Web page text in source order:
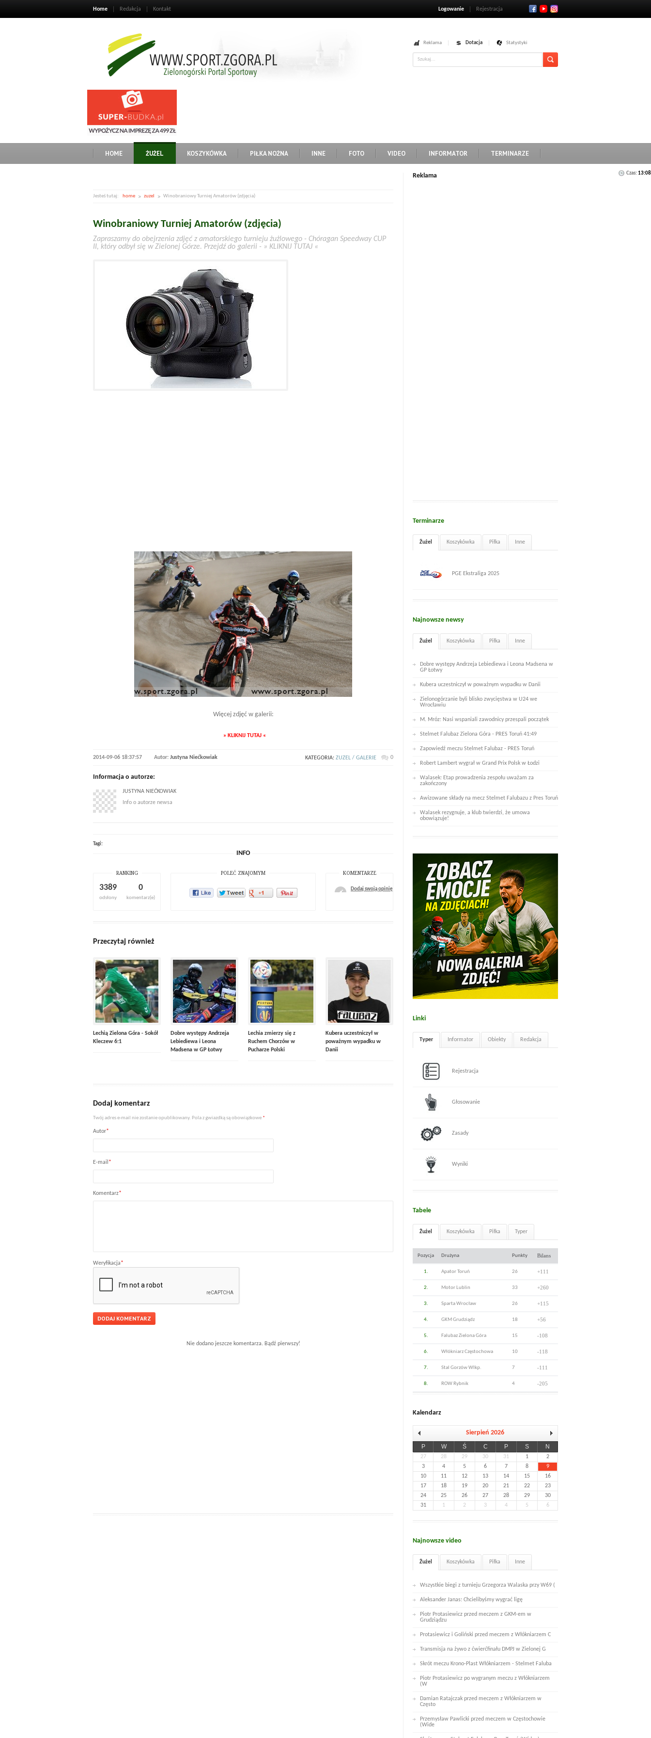
Home Redakcja Kontakt Logowanie Rejestracja
Reklama Dotacja Statystyki
HOME ŻUŻEL KOSZYKÓWKA PIŁKA NOŻNA INNE FOTO VIDEO INFORMATOR TERMINARZE
Czas: 13:08
Jesteś tutaj: home zuzel Winobraniowy Turniej Amatorów (zdjęcia)
Winobraniowy Turniej Amatorów (zdjęcia)
Zapraszamy do obejrzenia zdjęć z amatorskiego turnieju żużlowego - Chóragan Speedway CUP
II, który odbył się w Zielonej Górze. Przejdź do galerii - » KLIKNIJ TUTAJ «
Więcej zdjęć w galerii:
» KLIKNIJ TUTAJ «
2014-09-06 18:37:57 Autor: Justyna Niećkowiak KATEGORIA: ZUZEL / GALERIE 0
Informacja o autorze:
JUSTYNA NIEĆKOWIAK
Info o autorze newsa
Tagi:
INFO
RANKING
3389
odsłony
0
komentarz(e)
KOMENTARZE
Dodaj swoją opinię
POLEĆ ZNAJOMYM
Przeczytaj również
Lechią Zielona Góra - Sokół
Kleczew 6:1
Dobre występy Andrzeja
Lebiediewa i Leona
Madsena w GP Łotwy
Lechia zmierzy się z
Ruchem Chorzów w
Pucharze Polski
Kubera uczestniczył w
poważnym wypadku w
Danii
Dodaj komentarz
Twój adres e-mail nie zostanie opublikowany. Pola z gwiazdką są obowiązkowe *
Autor*
E-mail *
Komentarz*
Weryfikacja*
Nie dodano jeszcze komentarza. Bądź pierwszy!
Reklama
Terminarze
Żużel Koszykówka Piłka Inne
PGE Ekstraliga 2025
Najnowsze newsy
Żużel Koszykówka Piłka Inne
Dobre występy Andrzeja Lebiediewa i Leona Madsena w
GP Łotwy
Kubera uczestniczył w poważnym wypadku w Danii
Zielonogórzanie byli blisko zwycięstwa w U24 we
Wrocławiu
M. Mróz: Nasi wspaniali zawodnicy przespali początek
Stelmet Falubaz Zielona Góra - PRES Toruń 41:49
Zapowiedź meczu Stelmet Falubaz - PRES Toruń
Robert Lambert wygrał w Grand Prix Polsk w Łodzi
Walasek: Etap prowadzenia zespołu uważam za
zakończony
Awizowane składy na mecz Stelmet Falubazu z Pres Toruń
Walasek rezygnuje, a klub twierdzi, że umowa
obowiązuje!
Linki
Typer Informator Obiekty Redakcja
Rejestracja
Głosowanie
Zasady
Wyniki
Tabele
Żużel Koszykówka Piłka Typer
Pozycja Drużyna Punkty Bilans
1. Apator Toruń 26 +111
2. Motor Lublin 33 +260
3. Sparta Wrocław 26 +115
4. GKM Grudziądz 18 +56
5. Falubaz Zielona Góra 15 -108
6. Włókniarz Częstochowa 10 -118
7. Stal Gorzów Wlkp. 7 -111
8. ROW Rybnik 4 -205
Kalendarz
Sierpień 2026
P W Ś C P S N
27 28 29 30 31 1
2
3
4 5 6 7 8
9
10
11 12 13 14 15
16
17
18 19 20 21 22
23
24
25 26 27 28 29
30
31
1 2 3 4 5 6
Najnowsze video
Żużel Koszykówka Piłka Inne
Wszystkie biegi z turnieju Grzegorza Walaska przy W69 (
Aleksander Janas: Chcielibyśmy wygrać ligę
Piotr Protasiewicz przed meczem z GKM-em w
Grudziądzu
Protasiewicz i Goliński przed meczem z Włókniarzem C
Transmisja na żywo z ćwierćfinału DMPJ w Zielonej G
Skrót meczu Krono-Plast Włókniarzem - Stelmet Faluba
Piotr Protasiewicz po wygranym meczu z Włókniarzem
(W
Damian Ratajczak przed meczem z Włókniarzem w
Często
Przemysław Pawlicki przed meczem w Częstochowie
(Wide